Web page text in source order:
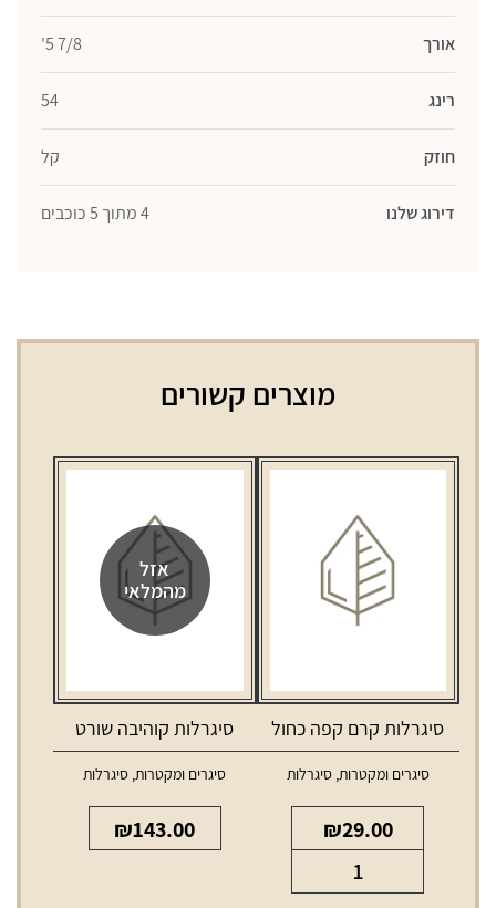
אורך 7/8 5'
רינג 54
חוזק קל
דירוג שלנו 4 מתוך 5 כוכבים
מוצרים קשורים
סיגרלות קרם קפה כחול
סיגרים ומקטרות,סיגרלות
₪29.00
של
אזל
מהמלאי
סיגרלות קוהיבה שורט
סיגרים ומקטרות, סיגרלות
₪143.00